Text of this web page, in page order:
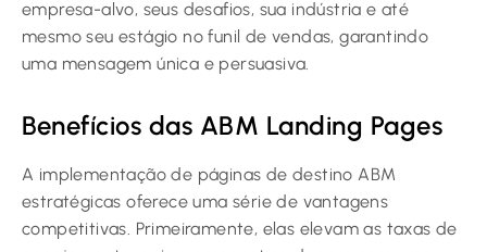
empresa-alvo, seus desafios, sua indústria e até
mesmo seu estágio no funil de vendas, garantindo
uma mensagem única e persuasiva.
Benefícios das ABM Landing Pages
A implementação de páginas de destino ABM
estratégicas oferece uma série de vantagens
competitivas. Primeiramente, elas elevam as taxas de